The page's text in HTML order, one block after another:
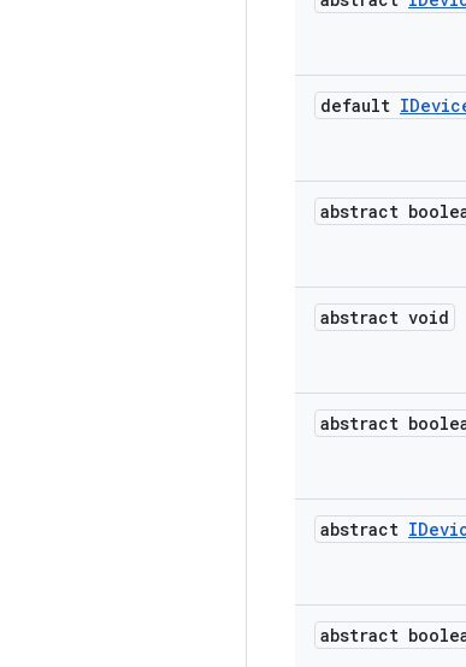
default
abstract
abstract void
abstract
abstract
abstract